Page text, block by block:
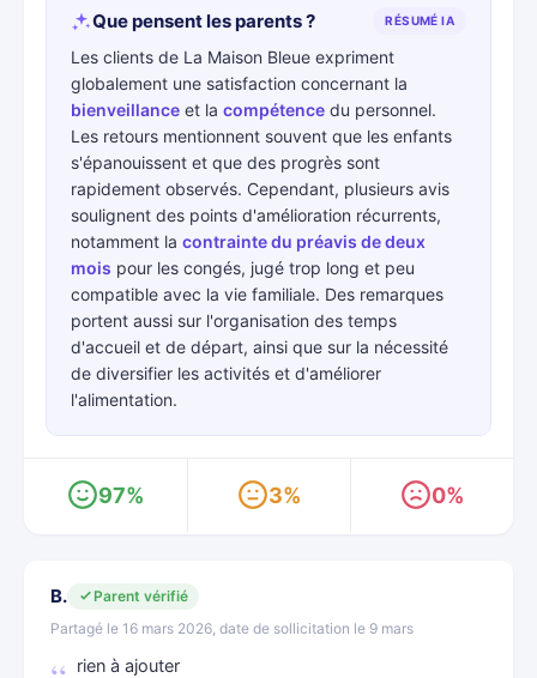
Que pensent les parents ? RÉSUMÉ IA
Les clients de La Maison Bleue expriment
globalement une satisfaction concernant la
bienveillance et la compétence du personnel.
Les retours mentionnent souvent que les enfants
s'épanouissent et que des progrès sont
rapidement observés. Cependant, plusieurs avis
soulignent des points d'amélioration récurrents,
notamment la contrainte du préavis de deux
mois pour les congés, jugé trop long et peu
compatible avec la vie familiale. Des remarques
portent aussi sur l'organisation des temps
d'accueil et de départ, ainsi que sur la nécessité
de diversifier les activités et d'améliorer
l'alimentation.
97% 3% 0%
B.
Parent vérifié
Partagé le 16 mars 2026, date de sollicitation le 9 mars
rien à ajouter